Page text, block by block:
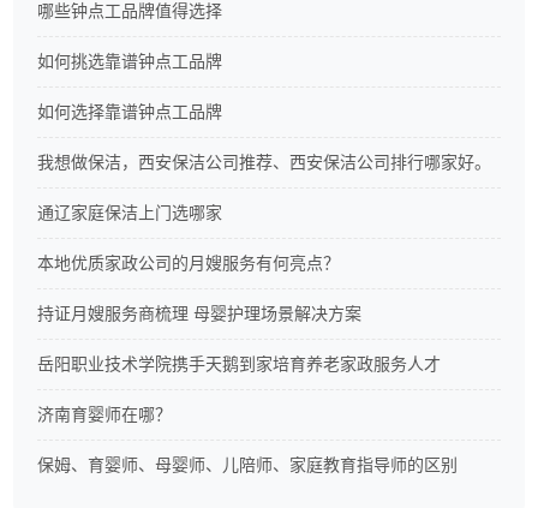
哪些钟点工品牌值得选择
如何挑选靠谱钟点工品牌
如何选择靠谱钟点工品牌
我想做保洁，西安保洁公司推荐、西安保洁公司排行哪家好。
通辽家庭保洁上门选哪家
本地优质家政公司的月嫂服务有何亮点？
持证月嫂服务商梳理 母婴护理场景解决方案
岳阳职业技术学院携手天鹅到家培育养老家政服务人才
济南育婴师在哪？
保姆、育婴师、母婴师、儿陪师、家庭教育指导师的区别